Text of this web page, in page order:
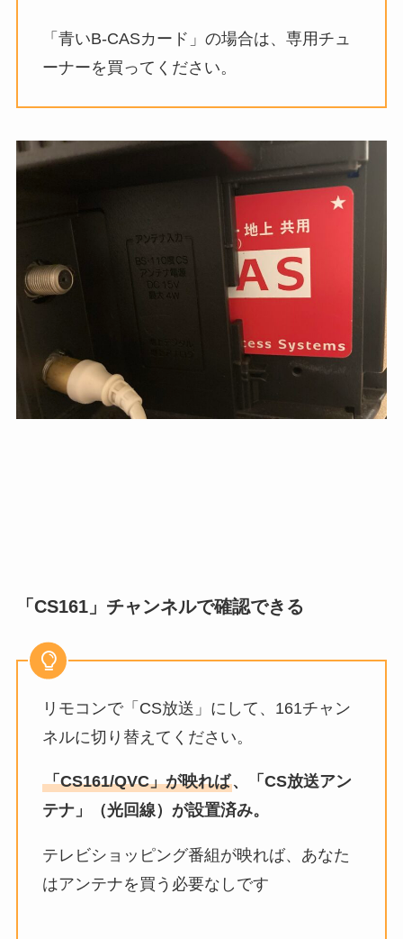
「青いB-CASカード」の場合は、専用チュ
ーナーを買ってください。
「CS161」チャンネルで確認できる
リモコンで「CS放送」にして、161チャン
ネルに切り替えてください。
「CS161/QVC」が映れば、「CS放送アン
テナ」（光回線）が設置済み。
テレビショッピング番組が映れば、あなた
はアンテナを買う必要なしです